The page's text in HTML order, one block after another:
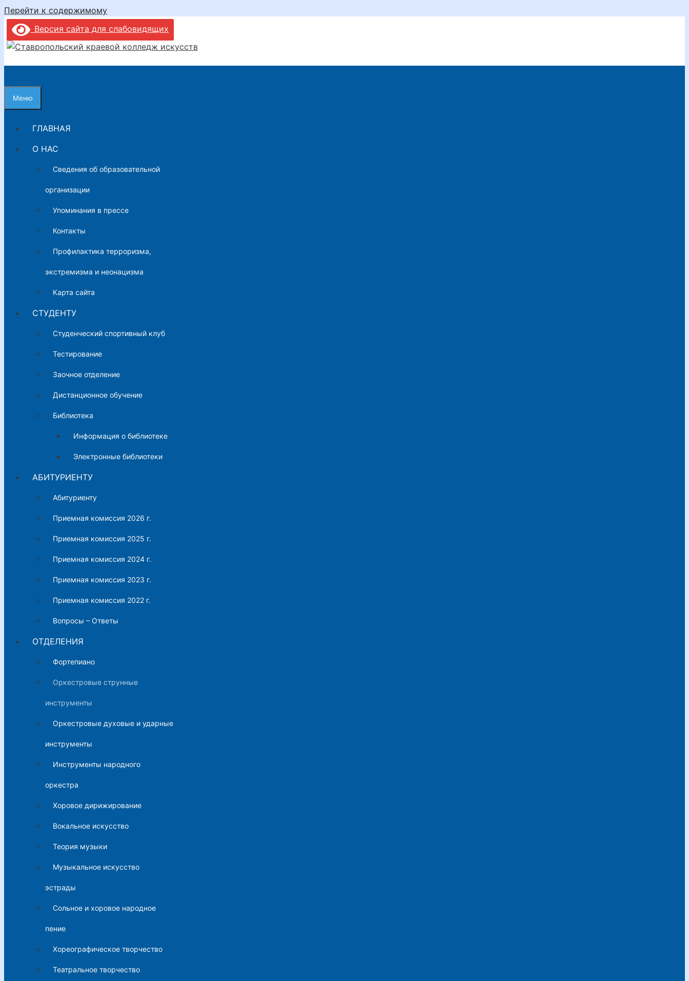
Перейти к содержимому
Версия сайта для слабовидящих
Меню
ГЛАВНАЯ
О НАС
Сведения об образовательной
организации
Упоминания в прессе
Контакты
Профилактика терроризма,
экстремизма и неонацизма
Карта сайта
СТУДЕНТУ
Студенческий спортивный клуб
Тестирование
Заочное отделение
Дистанционное обучение
Библиотека
Информация о библиотеке
Электронные библиотеки
АБИТУРИЕНТУ
Абитуриенту
Приемная комиссия 2026 г.
Приемная комиссия 2025 г.
Приемная комиссия 2024 г.
Приемная комиссия 2023 г.
Приемная комиссия 2022 г.
Вопросы – Ответы
ОТДЕЛЕНИЯ
Фортепиано
Оркестровые струнные
инструменты
Оркестровые духовые и ударные
инструменты
Инструменты народного
оркестра
Хоровое дирижирование
Вокальное искусство
Теория музыки
Музыкальное искусство
эстрады
Сольное и хоровое народное
пение
Хореографическое творчество
Театральное творчество